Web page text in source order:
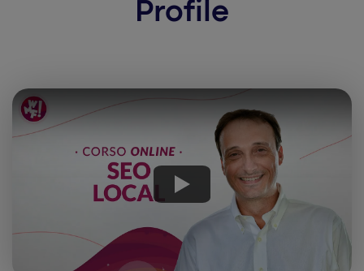
Profile